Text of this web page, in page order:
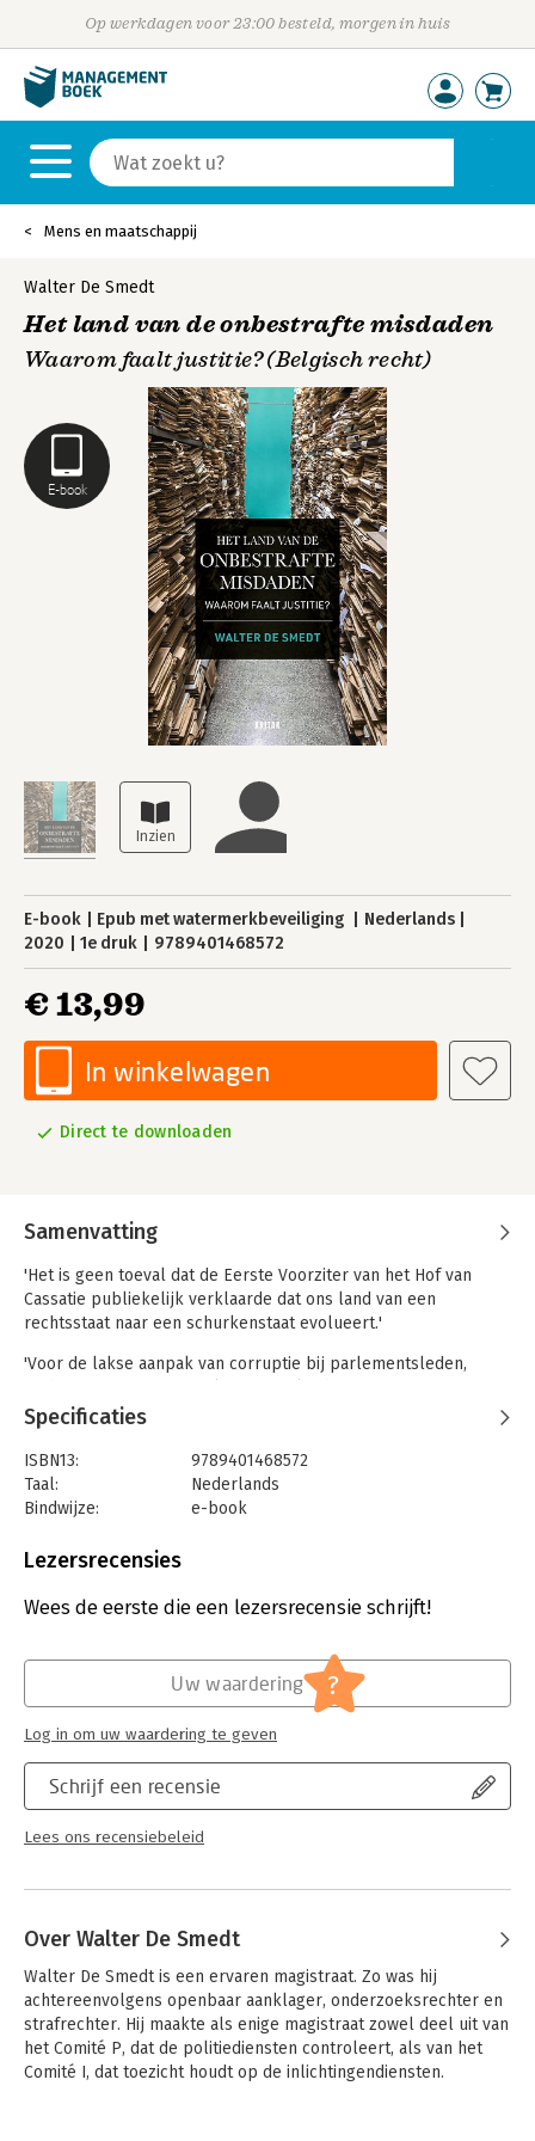
Op werkdagen voor 23:00 besteld, morgen in huis
Mens en maatschappij
E-book
Walter De Smedt
Het land van de onbestrafte misdaden
Waarom faalt justitie? (Belgisch recht)
E-book Epub met watermerkbeveiliging
Nederlands
2020
1e druk 9789401468572
€ 13,99
In winkelwagen
Direct te downloaden
Samenvatting
'Het is geen toeval dat de Eerste Voorziter van het Hof van
Cassatie publiekelijk verklaarde dat ons land van een
rechtsstaat naar een schurkenstaat evolueert.'
'Voor de lakse aanpak van corruptie bij parlementsleden,
uitbrander van de Greco, de groep van de Raad van Europa
tegen corruptie: "Van de 15 aanbevelingen die 2 jaar geleden
zijn gelanceerd, heeft België er geen enkele voldoende in de
praktijk gebracht".'
'Werkte de Staatsveiligheid als een politieke politie en
handelden de hoofdverantwoordelijke en een bijzondere
commissaris al of niet op eigen initiatief ?'
Hoe lang moet je in dit land wachten om geschiedenis te
eeuw vooraleer de gerechtelijke omerta doorbroken mocht
worden. Maar: justice must be seen to be done.
De parlementairen, de wetgever, de bevolking moeten de
mogelijkheid krijgen te lezen waarom justitie faalde, wat er
misliep, hoe en waarom die dingen konden gebeuren: de
moord op Lahaut / de staatsgreepplannen / de politieoorlog /
/ de plaatsing van de raketten in Florennes / Echelon /
diamantoorlog / Kazachgate / Tractebel / Publifin / de zaak-
Specificaties
ISBN13:
9789401468572
Taal:
Nederlands
Bindwijze:
e-book
Bestandsformaat:
Uitgever:
Lannoo
Hoofdrubriek:
Mens en maatschappij
Jongbloed:
Lezersrecensies
Wees de eerste die een lezersrecensie schrijft!
Schrijf een recensie
Lees ons recensiebeleid
Uw waardering ?
Log in om uw waardering te geven
Over Walter De Smedt
Walter De Smedt is een ervaren magistraat. Zo was hij
achtereenvolgens openbaar aanklager, onderzoeksrechter en
strafrechter. Hij maakte als enige magistraat zowel deel uit van
het Comité P, dat de politiediensten controleert, als van het
Comité I, dat toezicht houdt op de inlichtingendiensten.